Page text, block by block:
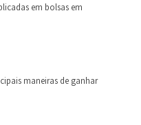
em bolsas em
maneiras de ganhar